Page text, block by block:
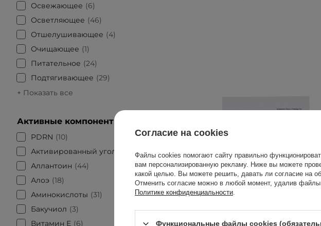
Освежающее
6
Осветляющее
46
Отшелушивающее
4
Очищающее
1
Питательное
24
Подтягивающее
29
+ Показать все
Активные компоненты
PDRN
10
Активированный уголь
Аллантоин
44
Алоэ 18
Аминокислоты
31
Бакучиол
3
Витамин Е
6
Согласие на cookies
Файлы cookies помогают сайту правильно
вам персонализированную рекламу. Ниже вы можете
какой целью. Вы можете решить, давать ли согласие на
Отменить согласие можно в любой момент, удалив
Политике конфиденциальности.
Функциональные файлы cookies